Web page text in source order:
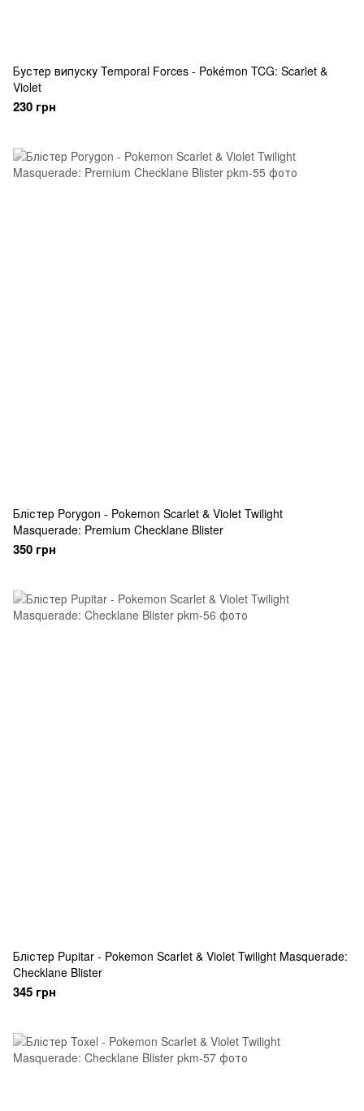
Бустер випуску Temporal Forces - Pokémon TCG: Scarlet &
Violet
230 грн
Блістер Porygon - Pokemon Scarlet & Violet Twilight
Masquerade: Premium Checklane Blister
350 грн
Блістер Pupitar - Pokemon Scarlet & Violet Twilight Masquerade:
Checklane Blister
345 грн